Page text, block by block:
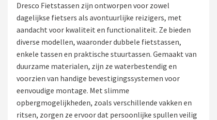
Kinderfietsen
Stadsfietsen
Elektrische fietsen
Mountainbikes
Shop
Dresco Fietstassen zijn ontworpen voor zowel
dagelijkse fietsers als avontuurlijke reizigers, met
aandacht voor kwaliteit en functionaliteit. Ze bieden
diverse modellen, waaronder dubbele fietstassen,
enkele tassen en praktische stuurtassen. Gemaakt van
duurzame materialen, zijn ze waterbestendig en
voorzien van handige bevestigingssystemen voor
eenvoudige montage. Met slimme
opbergmogelijkheden, zoals verschillende vakken en
ritsen, zorgen ze ervoor dat persoonlijke spullen veilig